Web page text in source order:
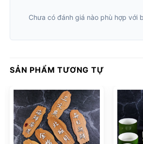
Chưa có đánh giá nào phù hợp với
SẢN PHẨM TƯƠNG TỰ